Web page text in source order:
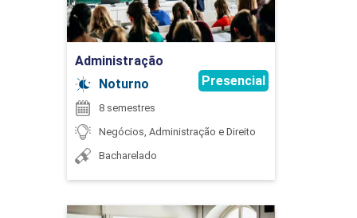
ESTATÍSTICA APLICADA
Administração
Noturno
Presencial
8 semestres
Negócios, Administração e Direito
Bacharelado
Ir para Inscrição